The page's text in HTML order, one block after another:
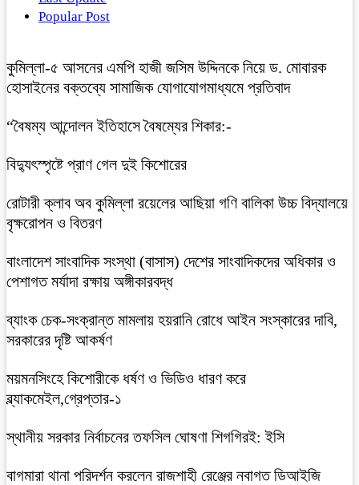
Popular Post
কুমিল্লা-৫ আসনের এমপি হাজী জসিম উদ্দিনকে নিয়ে ড. মোবারক
হোসাইনের বক্তব্যে সামাজিক যোগাযোগমাধ্যমে প্রতিবাদ
“বৈষম্য আন্দোলন ইতিহাসে বৈষম্যের শিকার:-
বিদ্যুৎস্পৃষ্টে প্রাণ গেল দুই কিশোরের
রোটারী ক্লাব অব কুমিল্লা রয়েলের আছিয়া গণি বালিকা উচ্চ বিদ্যালয়ে
বৃক্ষরোপন ও বিতরণ
বাংলাদেশ সাংবাদিক সংস্থা (বাসাস) দেশের সাংবাদিকদের অধিকার ও
পেশাগত মর্যাদা রক্ষায় অঙ্গীকারবদ্ধ
ব্যাংক চেক-সংক্রান্ত মামলায় হয়রানি রোধে আইন সংস্কারের দাবি,
সরকারের দৃষ্টি আকর্ষণ
ময়মনসিংহে কিশোরীকে ধর্ষণ ও ভিডিও ধারণ করে
ব্ল্যাকমেইল,গ্রেপ্তার-১
স্থানীয় সরকার নির্বাচনের তফসিল ঘোষণা শিগগিরই: ইসি
বাগমারা থানা পরিদর্শন করলেন রাজশাহী রেঞ্জের নবাগত ডিআইজি